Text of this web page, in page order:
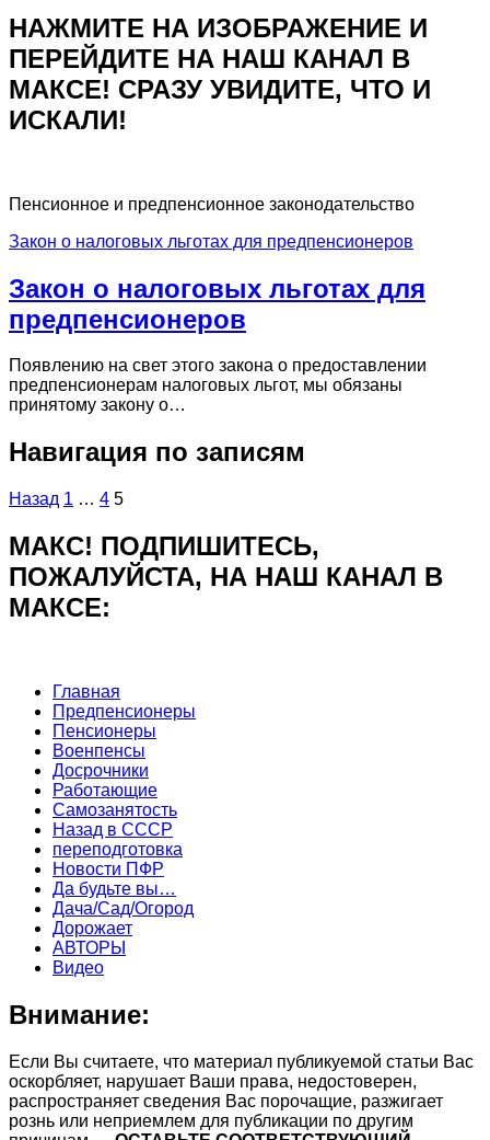
НАЖМИТЕ НА ИЗОБРАЖЕНИЕ И
ПЕРЕЙДИТЕ НА НАШ КАНАЛ В
МАКСЕ! СРАЗУ УВИДИТЕ, ЧТО И
ИСКАЛИ!
Пенсионное и предпенсионное законодательство
Закон о налоговых льготах для предпенсионеров
Закон о налоговых льготах для
предпенсионеров
Появлению на свет этого закона о предоставлении
предпенсионерам налоговых льгот, мы обязаны
принятому закону о…
Навигация по записям
Назад 1 … 4 5
МАКС! ПОДПИШИТЕСЬ,
ПОЖАЛУЙСТА, НА НАШ КАНАЛ В
МАКСЕ:
Главная
Предпенсионеры
Пенсионеры
Военпенсы
Досрочники
Работающие
Самозанятость
Назад в СССР
переподготовка
Новости ПФР
Да будьте вы…
Дача/Сад/Огород
Дорожает
АВТОРЫ
Видео
Внимание:
Если Вы считаете, что материал публикуемой статьи Вас
оскорбляет, нарушает Ваши права, недостоверен,
распространяет сведения Вас порочащие, разжигает
рознь или неприемлем для публикации по другим